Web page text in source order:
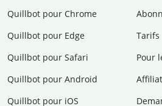
Quillbot pour Chrome
Quillbot pour Edge
Quillbot pour Safari
Quillbot pour Android
Quillbot pour iOS
Tarifs
Pour